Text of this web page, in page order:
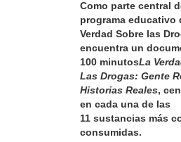
Como parte central
programa educativo
Verdad Sobre las
encuentra un
100 minutosLa
Las Drogas: Gente
Historias Reales,
en cada una de las
11 sustancias más
consumidas.